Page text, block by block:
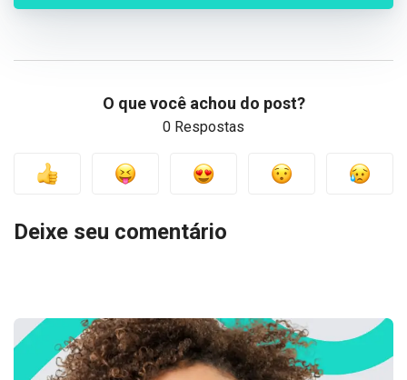
O que você achou do post?
0 Respostas
Deixe seu comentário